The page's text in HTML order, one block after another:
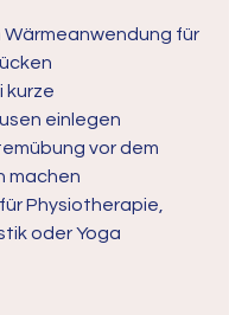
Wärmeanwendung für
kurze
einlegen
vor dem
machen
Physiotherapie,
oder Yoga